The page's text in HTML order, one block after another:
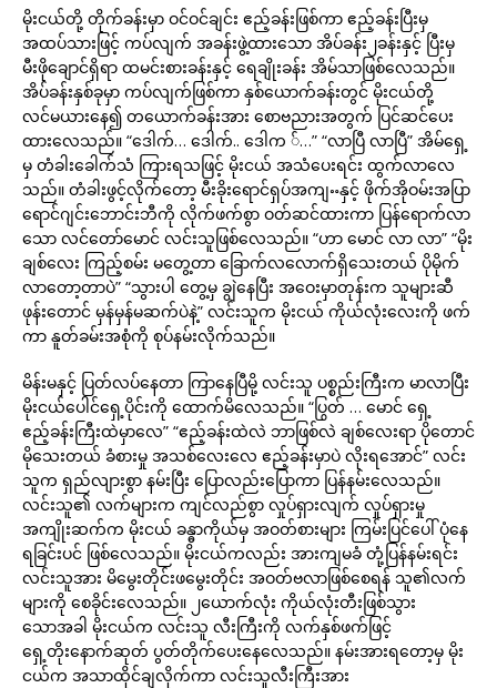
မိုးငယ်တို့ တိုက်ခန်းမှာ ဝင်ဝင်ချင်း ဧည့်ခန်းဖြစ်ကာ ဧည့်ခန်းပြီးမှ
အထပ်သားဖြင့် ကပ်လျက် အခန်းဖွဲ့ထားသော အိပ်ခန်း၂ခန်းနှင့် ပြီးမှ
မီးဖိုချောင်ရှိရာ ထမင်းစားခန်းနှင့် ရေချိုးခန်း အိမ်သာဖြစ်လေသည်။
အိပ်ခန်းနှစ်ခုမှာ ကပ်လျက်ဖြစ်ကာ နှစ်ယောက်ခန်းတွင် မိုးငယ်တို့
လင်မယားနေ၍ တယောက်ခန်းအား စောဗညားအတွက် ပြင်ဆင်ပေး
ထားလေသည်။ “ဒေါက်… ဒေါက်.. ဒေါက ်…” “လာပြီ လာပြီ” အိမ်ရှေ့
မှ တံခါးခေါက်သံ ကြားရသဖြင့် မိုးငယ် အသံပေးရင်း ထွက်လာလေ
သည်။ တံခါးဖွင့်လိုက်တော့ မီးခိုးရောင်ရှပ်အကျႌနှင့် ဖိုက်အိုဝမ်းအပြာ
ရောင်ဂျင်းဘောင်းဘီကို လိုက်ဖက်စွာ ဝတ်ဆင်ထားကာ ပြန်ရောက်လာ
သော လင်တော်မောင် လင်းသူဖြစ်လေသည်။ “ဟာ မောင် လာ လာ” “မိုး
ချစ်လေး ကြည့်စမ်း မတွေ့တာ ခြောက်လလောက်ရှိသေးတယ် ပိုမိုက်
လာတော့တာပဲ” “သွားပါ တွေ့မှ ချွဲနေပြီး အဝေးမှာတုန်းက သူများဆီ
ဖုန်းတောင် မှန်မှန်မဆက်ပဲနဲ့” လင်းသူက မိုးငယ် ကိုယ်လုံးလေးကို ဖက်
ကာ နူတ်ခမ်းအစုံကို စုပ်နမ်းလိုက်သည်။
မိန်းမနှင့် ပြတ်လပ်နေတာ ကြာနေပြီမို့ လင်းသူ ပစ္စည်းကြီးက မာလာပြီး
မိုးငယ်ပေါင်ရှေ့ပိုင်းကို ထောက်မိလေသည်။ “ပြွတ် … မောင် ရှေ့
ဧည့်ခန်းကြီးထဲမှာလေ” “ဧည့်ခန်းထဲလဲ ဘာဖြစ်လဲ ချစ်လေးရာ ပိုတောင်
မိုသေးတယ် ခံစားမှု အသစ်လေးလေ ဧည့်ခန်းမှာပဲ လိုးရအောင်” လင်း
သူက ရှည်လျားစွာ နမ်းပြီး ပြောလည်းပြောကာ ပြန်နမ်းလေသည်။
လင်းသူ၏ လက်များက ကျင်လည်စွာ လှုပ်ရှားလျက် လှုပ်ရှားမှု
အကျိုးဆက်က မိုးငယ် ခန္ဓာကိုယ်မှ အဝတ်စားများ ကြမ်းပြင်ပေါ် ပုံနေ
ရခြင်းပင် ဖြစ်လေသည်။ မိုးငယ်ကလည်း အားကျမခံ တုံ့ပြန်နမ်းရင်း
လင်းသူအား မိမွေးတိုင်းဖမွေးတိုင်း အဝတ်ဗလာဖြစ်စေရန် သူ၏လက်
များကို စေခိုင်းလေသည်။ ၂ယောက်လုံး ကိုယ်လုံးတီးဖြစ်သွား
သောအခါ မိုးငယ်က လင်းသူ လီးကြီးကို လက်နှစ်ဖက်ဖြင့်
ရှေ့တိုးနောက်ဆုတ် ပွတ်တိုက်ပေးနေလေသည်။ နမ်းအားရတော့မှ မိုး
ငယ်က အသာထိုင်ချလိုက်ကာ လင်းသူလီးကြီးအား